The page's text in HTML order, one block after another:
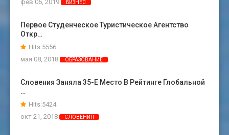
фев 06, 2019 БИЗНЕС
Первое Студенческое Туристическое Агентство
Откр…
Hits:5556
мая 08, 2018
ОБРАЗОВАНИЕ
Словения Заняла 35-Е Место В Рейтинге Глобальной
…
Hits:5424
окт 21, 2018
СЛОВЕНИЯ